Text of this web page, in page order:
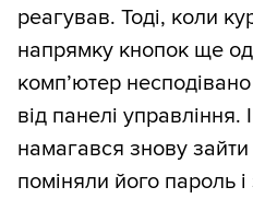
реагував. Тоді, коли
напрямку кнопок ще
комп’ютер
від панелі управління.
намагався знову
поміняли його пароль